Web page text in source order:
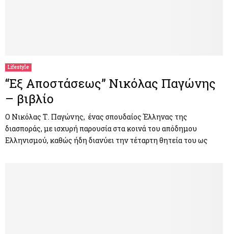
Lifestyle
“Εξ Αποστάσεως” Νικόλας Παγώνης
– βιβλίο
Ο Νικόλας Τ. Παγώνης, ένας σπουδαίος Έλληνας της
διασποράς, με ισχυρή παρουσία στα κοινά του απόδημου
Ελληνισμού, καθώς ήδη διανύει την τέταρτη θητεία του ως